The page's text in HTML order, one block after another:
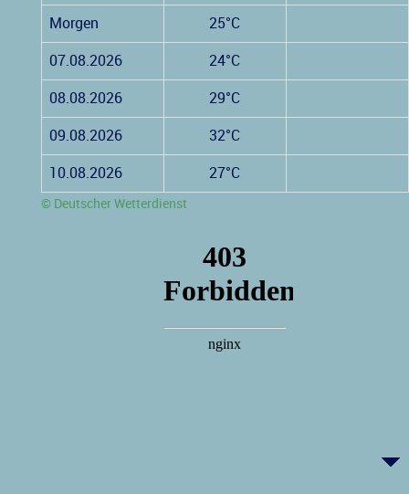
Morgen 25°C
07.08.2026 24°C
08.08.2026 29°C
09.08.2026 32°C
10.08.2026 27°C
© Deutscher Wetterdienst